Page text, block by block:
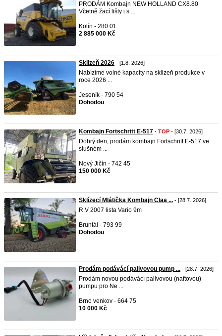
PRODÁM Kombajn NEW HOLLAND CX8.80
Včetně žací lišty i s ...
Kolín - 280 01
2 885 000 Kč
Sklizeň 2026 - [1.8. 2026]
Nabízíme volné kapacity na sklizeň produkce v
roce 2026 ...
Jeseník - 790 54
Dohodou
Kombajn Fortschritt E-517 - TOP - [30.7. 2026]
Dobrý den, prodám kombajn Fortschritt E-517 ve
slušném ...
Nový Jičín - 742 45
150 000 Kč
Sklízecí Mlátička Kombajn Claa ... - [28.7. 2026]
R.V 2007 lista Vario 9m
Bruntál - 793 99
Dohodou
Prodám podávácí palivovou pump ... - [28.7. 2026]
Prodám novou podávácí palivovou (naftovou)
pumpu pro Ne ...
Brno venkov - 664 75
10 000 Kč